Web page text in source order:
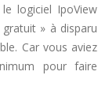
logiciel IpoView
» à disparu
Car vous aviez
pour faire